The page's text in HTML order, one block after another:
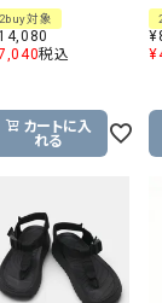
ILIMA（イリマ
2buy対象
14,080
税込
カートに入
れる
¥
¥